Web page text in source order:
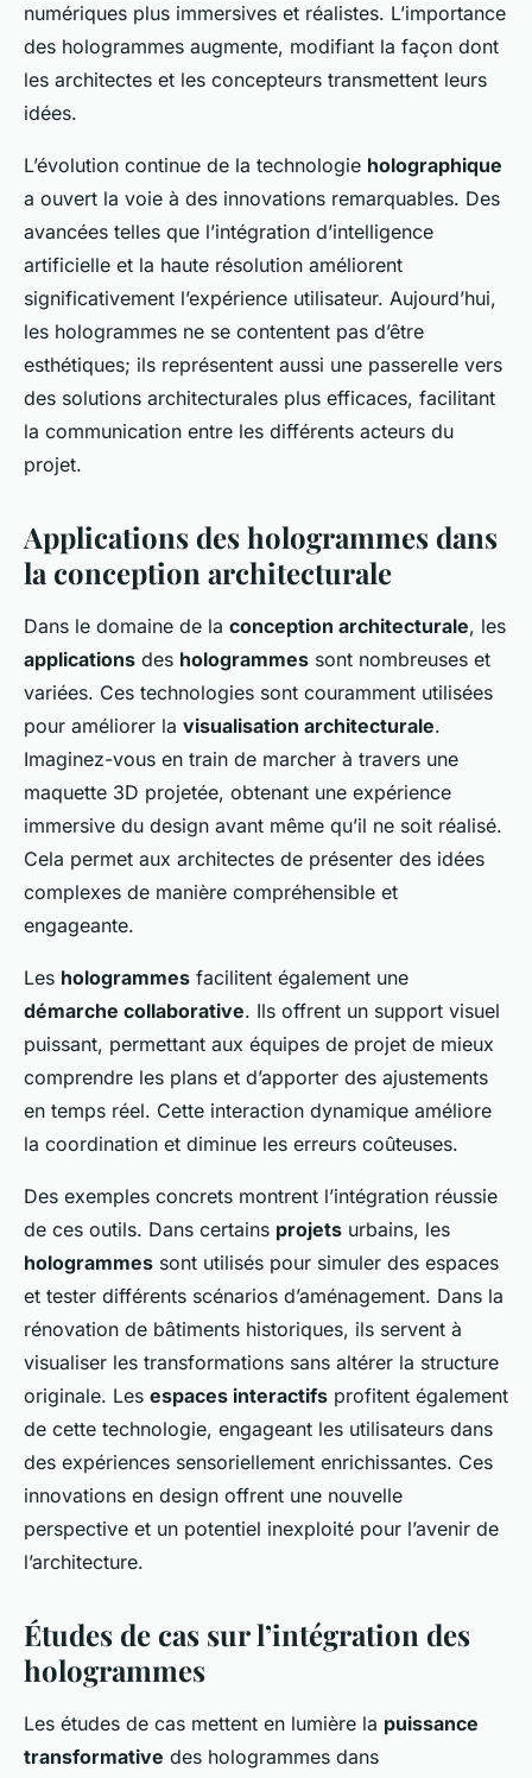
numériques plus immersives et réalistes. L’importance
des hologrammes augmente, modifiant la façon dont
les architectes et les concepteurs transmettent leurs
idées.
L’évolution continue de la technologie holographique
a ouvert la voie à des innovations remarquables. Des
avancées telles que l’intégration d’intelligence
artificielle et la haute résolution améliorent
significativement l’expérience utilisateur. Aujourd’hui,
les hologrammes ne se contentent pas d’être
esthétiques; ils représentent aussi une passerelle vers
des solutions architecturales plus efficaces, facilitant
la communication entre les différents acteurs du
projet.
Applications des hologrammes dans
la conception architecturale
Dans le domaine de la conception architecturale, les
applications des hologrammes sont nombreuses et
variées. Ces technologies sont couramment utilisées
pour améliorer la visualisation architecturale.
Imaginez-vous en train de marcher à travers une
maquette 3D projetée, obtenant une expérience
immersive du design avant même qu’il ne soit réalisé.
Cela permet aux architectes de présenter des idées
complexes de manière compréhensible et
engageante.
Les hologrammes facilitent également une
démarche collaborative. Ils offrent un support visuel
puissant, permettant aux équipes de projet de mieux
comprendre les plans et d’apporter des ajustements
en temps réel. Cette interaction dynamique améliore
la coordination et diminue les erreurs coûteuses.
Des exemples concrets montrent l’intégration réussie
de ces outils. Dans certains projets urbains, les
hologrammes sont utilisés pour simuler des espaces
et tester différents scénarios d’aménagement. Dans la
rénovation de bâtiments historiques, ils servent à
visualiser les transformations sans altérer la structure
originale. Les espaces interactifs profitent également
de cette technologie, engageant les utilisateurs dans
des expériences sensoriellement enrichissantes. Ces
innovations en design offrent une nouvelle
perspective et un potentiel inexploité pour l’avenir de
l’architecture.
Études de cas sur l’intégration des
hologrammes
Les études de cas mettent en lumière la puissance
transformative des hologrammes dans